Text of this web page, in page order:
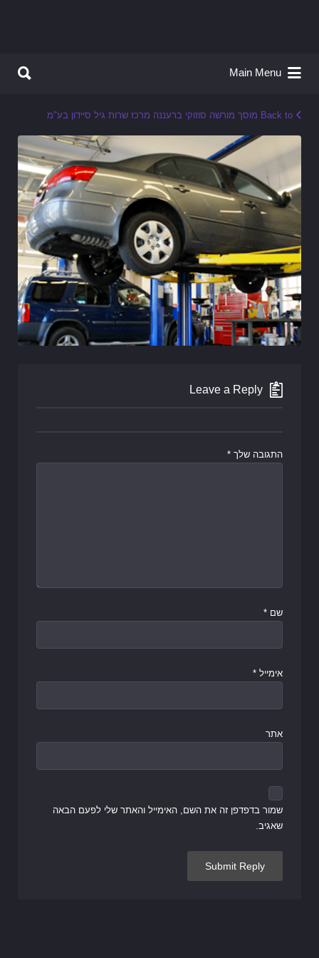
Main Menu
Back to מוסך מורשה סוזוקי ברעננה מרכז שרות גיל סיידון בע"מ
Leave a Reply
התגובה שלך *
שם *
אימייל *
אתר
שמור בדפדפן זה את השם, האימייל והאתר שלי לפעם הבאה
שאגיב.